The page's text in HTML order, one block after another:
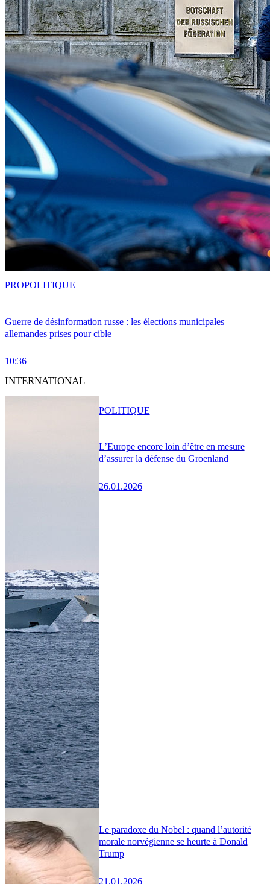
Guerre de désinformation russe : les élections municipales
allemandes prises pour cible
10:36
PROPOLITIQUE
INTERNATIONAL
L’Europe encore loin d’être en mesure
d’assurer la défense du Groenland
26.01.2026
POLITIQUE
Le paradoxe du Nobel : quand l’autorité
morale norvégienne se heurte à Donald
Trump
21.01.2026